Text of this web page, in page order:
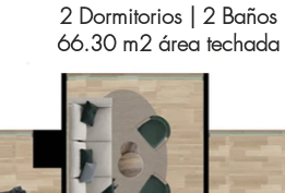
2 Dormitorios | 2 Baños
66.30 m2 área techada
vista interio